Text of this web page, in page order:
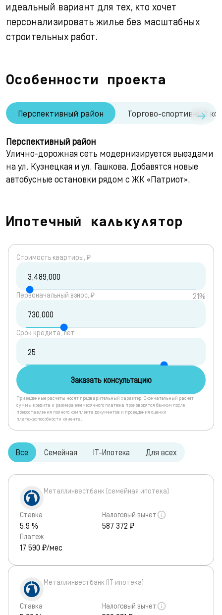
идеальный вариант для тех, кто хочет
персонализировать жилье без масштабных
строительных работ.
Особенности проекта
Перспективный район Торгово-спортивный
→
Перспективный район
Улично-дорожная сеть модернизируется выездами
на ул. Кузнецкая и ул. Гашкова. Добавятся новые
автобусные остановки рядом с ЖК «Патриот».
Ипотечный калькулятор
Cтоимость квартиры, ₽
Первоначальный взнос, ₽ 21%
Срок кредита, лет
Заказать консультацию
Приведенные расчеты носят предварительный характер. Окончательный расчет
суммы кредита и размера ежемесячного платежа производятся банком после
предоставления полного комплекта документов и проведения оценки
платежеспособности клиента.
Все Семейная IT-Ипотека Для всех
Металлинвестбанк (семейная ипотека)
Ставка
5.9 %
Налоговый вычет
587 372 ₽
Платеж
17 590 ₽/мес
Металлинвестбанк (IT ипотека)
Ставка Налоговый вычет